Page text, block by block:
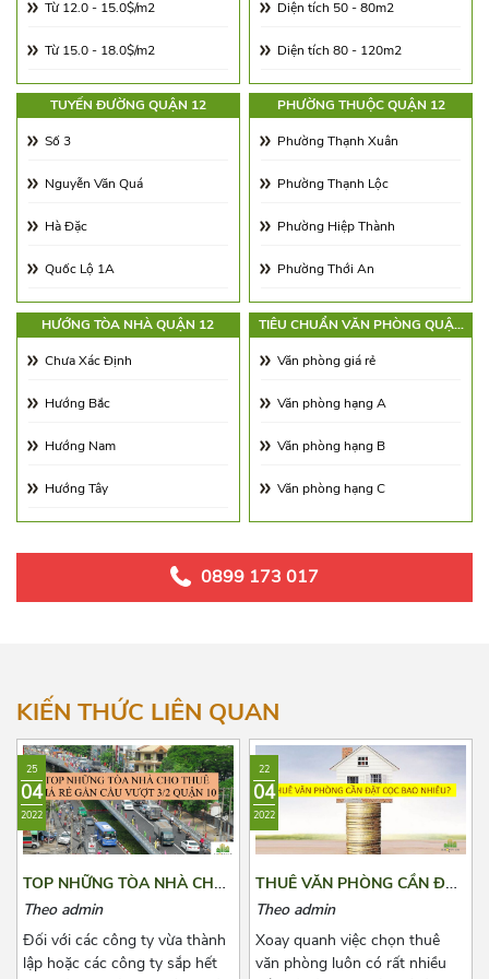
Từ 12.0 - 15.0$/m2
Từ 15.0 - 18.0$/m2
Từ 18.0 - 21.0$/m2
Từ 21.0 - 25.0$/m2
Từ 25.0 - 30.0$/m2
Từ 30.0 - 65.0$/m2
Từ 65.00 - 100.00$/m2
Diện tích 50 - 80m2
Diện tích 80 - 120m2
Diện tích 120 - 180m2
Diện tích 180 - 250m2
Diện tích 250 - 350m2
Diện tích 350 - 500m2
Trên 500m2
TUYẾN ĐƯỜNG QUẬN 12
Số 3
Nguyễn Văn Quá
Hà Đặc
Quốc Lộ 1A
Trường Chinh
số 2
PHƯỜNG THUỘC QUẬN 12
Phường Thạnh Xuân
Phường Thạnh Lộc
Phường Hiệp Thành
Phường Thới An
Phường Tân Chánh Hiệp
Phường An Phú Đông
Phường Tân Thới Hiệp
Phường Trung Mỹ Tây
Phường Tân Hưng Thuận
Phường Đông Hưng Thuận
Phường Tân Thới Nhất
HƯỚNG TÒA NHÀ QUẬN 12
Chưa Xác Định
Hướng Bắc
Hướng Nam
Hướng Tây
Hướng Đông Bắc
TIÊU CHUẨN VĂN PHÒNG QUẬN
12
Văn phòng giá rẻ
Văn phòng hạng A
Văn phòng hạng B
Văn phòng hạng C
0899 173 017
KIẾN THỨC LIÊN QUAN
25
04
2022
TOP NHỮNG TÒA NHÀ CHO
THUÊ GIÁ RẺ GẦN CẦU
Theo admin
Đối với các công ty vừa thành
lập hoặc các công ty sắp hết
22
04
2022
THUÊ VĂN PHÒNG CẦN ĐẶT
CỌC BAO NHIÊU?
Theo admin
Xoay quanh việc chọn thuê
văn phòng luôn có rất nhiều